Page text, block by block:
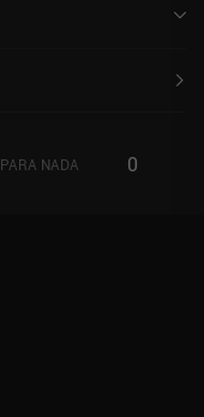
PARA NADA 0